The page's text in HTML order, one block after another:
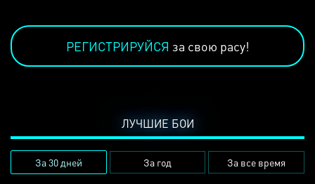
РЕГИСТРИРУЙСЯ за свою расу!
ЛУЧШИЕ БОИ
За 30 дней За год За все время